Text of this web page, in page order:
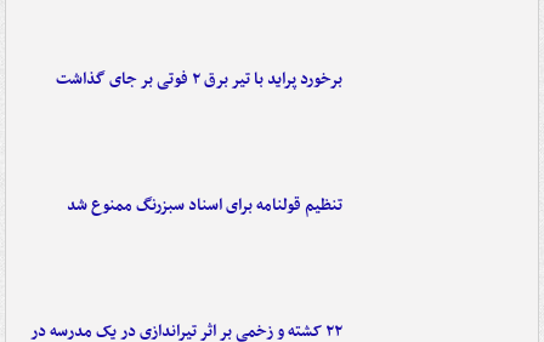
برخورد پراید با تیر برق ۲ فوتی بر جای گذاشت
تنظیم قولنامه برای اسناد سبزرنگ ممنوع شد
۲۲ کشته و زخمی بر اثر تیراندازی در یک مدرسه در